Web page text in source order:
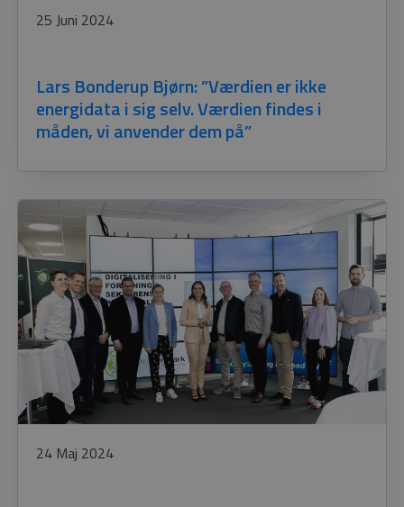
25 Juni 2024
Lars Bonderup Bjørn: ”Værdien er ikke
energidata i sig selv. Værdien findes i
måden, vi anvender dem på”
24 Maj 2024